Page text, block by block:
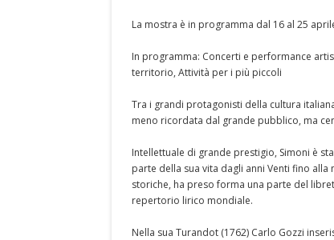
La mostra è in programma dal 16 al 25
In programma: Concerti e performance
territorio, Attività per i più piccoli
Tra i grandi protagonisti della cultura
meno ricordata dal grande pubblico, ma
Intellettuale di grande prestigio, Simoni è
parte della sua vita dagli anni Venti fino
storiche, ha preso forma una parte del
repertorio lirico mondiale.
Nella sua Turandot (1762) Carlo Gozzi